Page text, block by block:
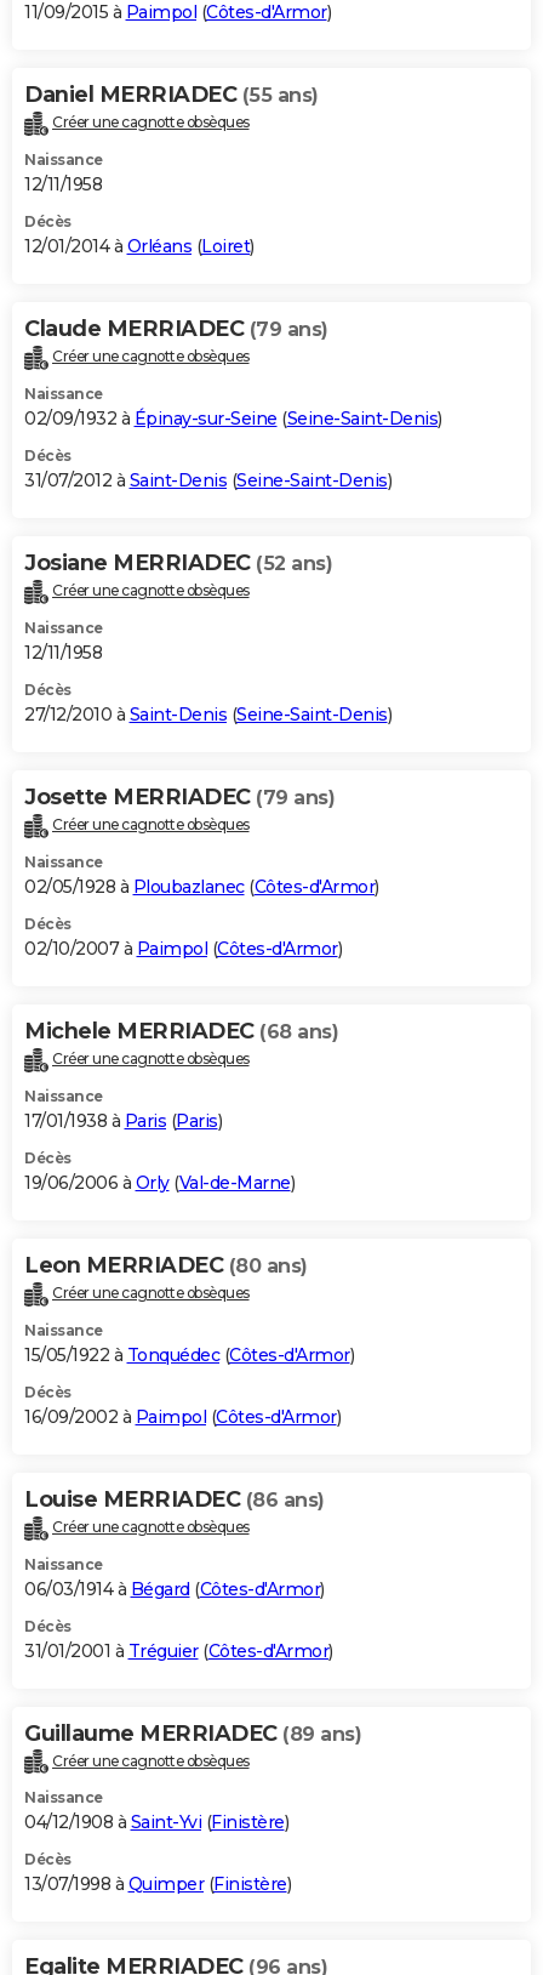
11/09/2015 à Paimpol (Côtes-d'Armor)
Daniel MERRIADEC (55 ans)
Créer une cagnotte obsèques
Naissance
12/11/1958
Décès
12/01/2014 à Orléans (Loiret)
Claude MERRIADEC (79 ans)
Créer une cagnotte obsèques
Naissance
02/09/1932 à Épinay-sur-Seine (Seine-Saint-Denis)
Décès
31/07/2012 à Saint-Denis (Seine-Saint-Denis)
Josiane MERRIADEC (52 ans)
Créer une cagnotte obsèques
Naissance
12/11/1958
Décès
27/12/2010 à Saint-Denis (Seine-Saint-Denis)
Josette MERRIADEC (79 ans)
Créer une cagnotte obsèques
Naissance
02/05/1928 à Ploubazlanec(Côtes-d'Armor)
Décès
02/10/2007 à Paimpol (Côtes-d'Armor)
Michele MERRIADEC (68 ans)
Créer une cagnotte obsèques
Naissance
17/01/1938 à Paris (Paris)
Décès
19/06/2006 à Orly(Val-de-Marne)
Leon MERRIADEC (80 ans)
Créer une cagnotte obsèques
Naissance
15/05/1922 à Tonquédec(Côtes-d'Armor)
Décès
16/09/2002 à Paimpol (Côtes-d'Armor)
Louise MERRIADEC (86 ans)
Créer une cagnotte obsèques
Naissance
06/03/1914 à Bégard (Côtes-d'Armor)
Décès
31/01/2001 à Tréguier(Côtes-d'Armor)
Guillaume MERRIADEC (89 ans)
Créer une cagnotte obsèques
Naissance
04/12/1908 à Saint-Yvi (Finistère)
Décès
13/07/1998 à Quimper(Finistère)
Egalite MERRIADEC (96 ans)